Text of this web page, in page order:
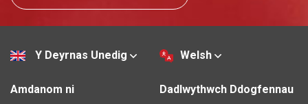
Y Deyrnas Unedig Welsh
Amdanom ni
Dadlwythwch Ddogfennau